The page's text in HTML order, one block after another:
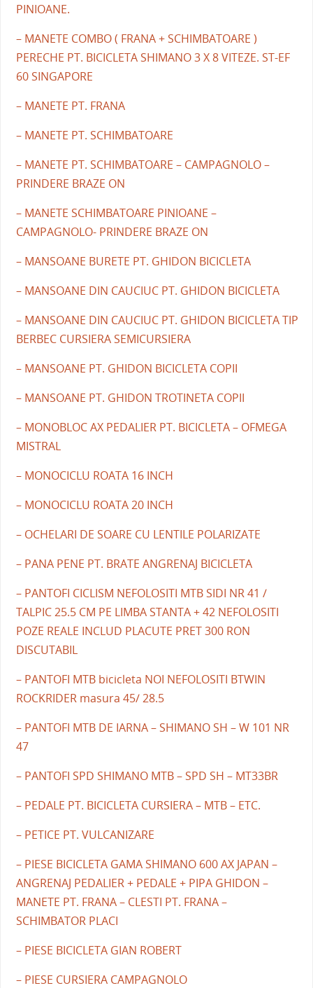
PINIOANE.
– MANETE COMBO ( FRANA + SCHIMBATOARE )
PERECHE PT. BICICLETA SHIMANO 3 X 8 VITEZE. ST-EF
60 SINGAPORE
– MANETE PT. FRANA
– MANETE PT. SCHIMBATOARE
– MANETE PT. SCHIMBATOARE – CAMPAGNOLO –
PRINDERE BRAZE ON
– MANETE SCHIMBATOARE PINIOANE –
CAMPAGNOLO- PRINDERE BRAZE ON
– MANSOANE BURETE PT. GHIDON BICICLETA
– MANSOANE DIN CAUCIUC PT. GHIDON BICICLETA
– MANSOANE DIN CAUCIUC PT. GHIDON BICICLETA TIP
BERBEC CURSIERA SEMICURSIERA
– MANSOANE PT. GHIDON BICICLETA COPII
– MANSOANE PT. GHIDON TROTINETA COPII
– MONOBLOC AX PEDALIER PT. BICICLETA – OFMEGA
MISTRAL
– MONOCICLU ROATA 16 INCH
– MONOCICLU ROATA 20 INCH
– OCHELARI DE SOARE CU LENTILE POLARIZATE
– PANA PENE PT. BRATE ANGRENAJ BICICLETA
– PANTOFI CICLISM NEFOLOSITI MTB SIDI NR 41 /
TALPIC 25.5 CM PE LIMBA STANTA + 42 NEFOLOSITI
POZE REALE INCLUD PLACUTE PRET 300 RON
DISCUTABIL
– PANTOFI MTB bicicleta NOI NEFOLOSITI BTWIN
ROCKRIDER masura 45/ 28.5
– PANTOFI MTB DE IARNA – SHIMANO SH – W 101 NR
47
– PANTOFI SPD SHIMANO MTB – SPD SH – MT33BR
– PEDALE PT. BICICLETA CURSIERA – MTB – ETC.
– PETICE PT. VULCANIZARE
– PIESE BICICLETA GAMA SHIMANO 600 AX JAPAN –
ANGRENAJ PEDALIER + PEDALE + PIPA GHIDON –
MANETE PT. FRANA – CLESTI PT. FRANA –
SCHIMBATOR PLACI
– PIESE BICICLETA GIAN ROBERT
– PIESE CURSIERA CAMPAGNOLO